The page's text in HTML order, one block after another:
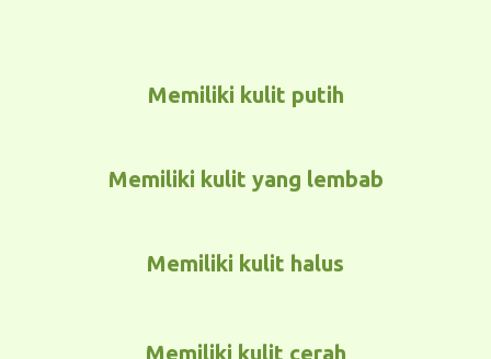
Memiliki kulit putih
Memiliki kulit yang lembab
Memiliki kulit halus
Memiliki kulit cerah